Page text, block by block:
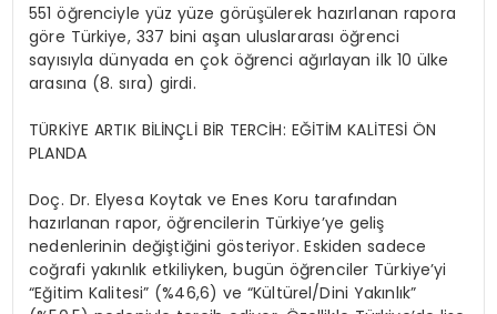
551 öğrenciyle yüz yüze görüşülerek hazırlanan rapora
göre Türkiye, 337 bini aşan uluslararası öğrenci
sayısıyla dünyada en çok öğrenci ağırlayan ilk 10 ülke
arasına (8. sıra) girdi.
TÜRKİYE ARTIK BİLİNÇLİ BİR TERCİH: EĞİTİM KALİTESİ ÖN
PLANDA
Doç. Dr. Elyesa Koytak ve Enes Koru tarafından
hazırlanan rapor, öğrencilerin Türkiye’ye geliş
nedenlerinin değiştiğini gösteriyor. Eskiden sadece
coğrafi yakınlık etkiliyken, bugün öğrenciler Türkiye’yi
“Eğitim Kalitesi” (%46,6) ve “Kültürel/Dini Yakınlık”